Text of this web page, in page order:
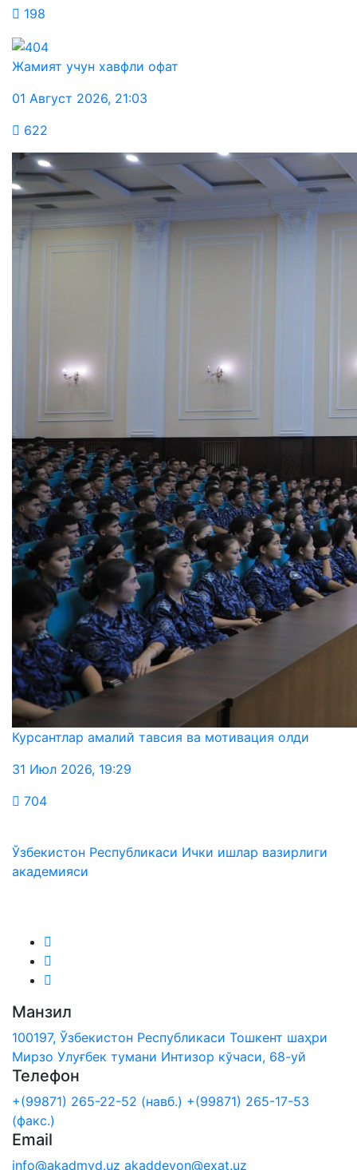
198
Жамият учун хавфли офат
01 Август 2026, 21:03
622
Курсантлар амалий тавсия ва мотивация олди
31 Июл 2026, 19:29
704
Ўзбекистон Республикаси Ички ишлар вазирлиги
академияси
Манзил
100197, Ўзбекистон Республикаси Тошкент шаҳри
Мирзо Улуғбек тумани Интизор кўчаси, 68-уй
Телефон
+(99871) 265-22-52 (навб.) +(99871) 265-17-53
(факс.)
Email
info@akadmvd.uz akaddevon@exat.uz